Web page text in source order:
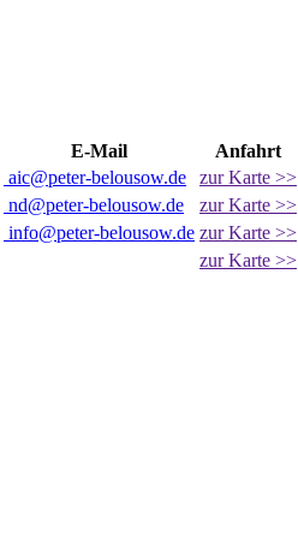
E-Mail
Anfahrt
aic@peter-belousow.de
zur Karte >>
nd@peter-belousow.de
zur Karte >>
info@peter-belousow.de zur Karte >>
zur Karte >>